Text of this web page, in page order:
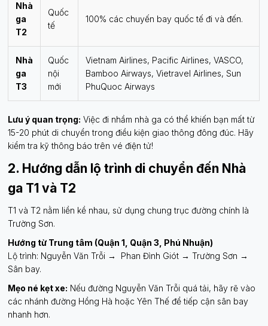
Nhà
ga
T2
Quốc
tế
100% các chuyến bay quốc tế đi và đến.
Nhà
ga
T3
Quốc
nội
mới
Vietnam Airlines, Pacific Airlines, VASCO,
Bamboo Airways, Vietravel Airlines, Sun
PhuQuoc Airways
Lưu ý quan trọng: Việc đi nhầm nhà ga có thể khiến bạn mất từ
15-20 phút di chuyển trong điều kiện giao thông đông đúc. Hãy
kiểm tra kỹ thông báo trên vé điện tử!
2. Hướng dẫn lộ trình di chuyển đến Nhà
ga T1 và T2
T1 và T2 nằm liền kề nhau, sử dụng chung trục đường chính là
Trường Sơn.
Hướng từ Trung tâm (Quận 1, Quận 3, Phú Nhuận)
Lộ trình: Nguyễn Văn Trỗi → Phan Đình Giót → Trường Sơn →
Sân bay.
Mẹo né kẹt xe: Nếu đường Nguyễn Văn Trỗi quá tải, hãy rẽ vào
các nhánh đường Hồng Hà hoặc Yên Thế để tiếp cận sân bay
nhanh hơn.